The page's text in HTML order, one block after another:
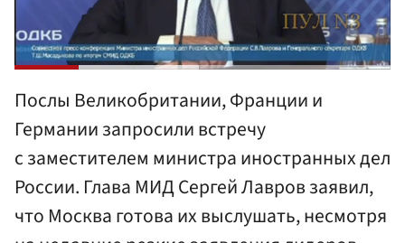
Послы Великобритании, Франции и
Германии запросили встречу
с заместителем министра иностранных дел
России. Глава МИД Сергей Лавров заявил,
что Москва готова их выслушать, несмотря